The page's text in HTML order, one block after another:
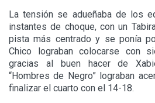
La tensión se adueñaba de los
instantes de choque, con un
pista más centrado y se ponía
Chico lograban colocarse con
gracias al buen hacer de
“Hombres de Negro” lograban
finalizar el cuarto con el 14-18.